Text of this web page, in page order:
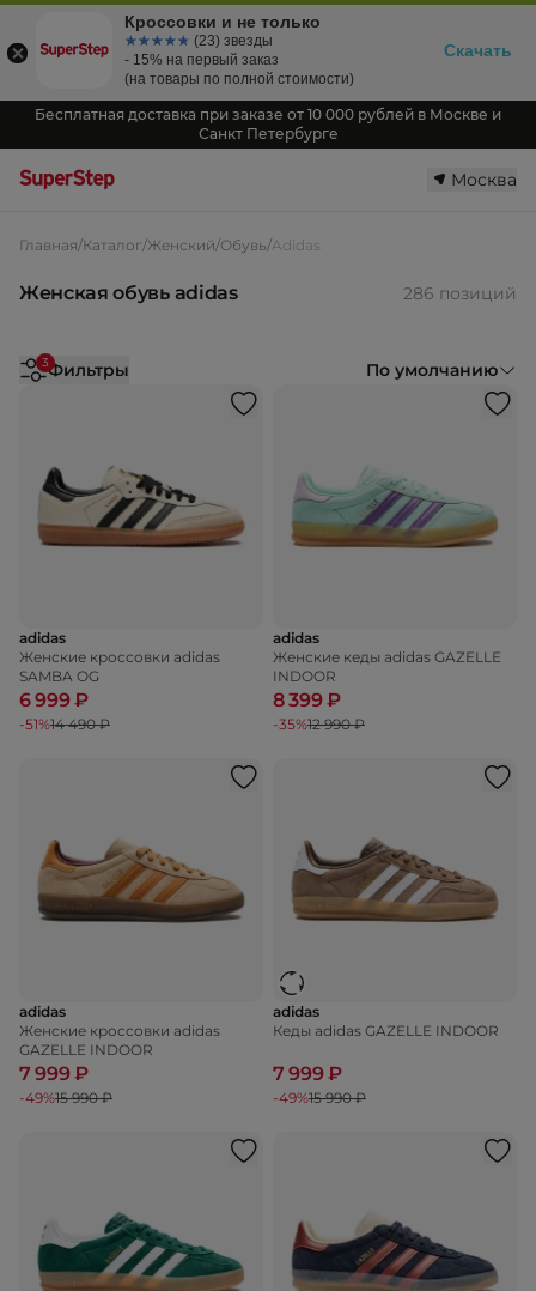
Бесплатная доставка при заказе от 10 000 рублей в Москве и
Санкт Петербурге
Москва
Главная/Каталог/Женский/Обувь/Adidas
Женская обувь adidas 286 позиций
3Фильтры По умолчанию
adidas
Женские кроссовки adidas
SAMBA OG
6 999 ₽
-51%14 490 ₽
adidas
Женские кеды adidas GAZELLE
INDOOR
8 399 ₽
-35%12 990 ₽
adidas
Женские кроссовки adidas
GAZELLE INDOOR
7 999 ₽
-49%15 990 ₽
adidas
Кеды adidas GAZELLE INDOOR
7 999 ₽
-49%15 990 ₽
Кроссовки и не только
☆☆☆☆☆
★★★★★ (23) звезды
- 15% на первый заказ
(на товары по полной стоимости)
Скачать